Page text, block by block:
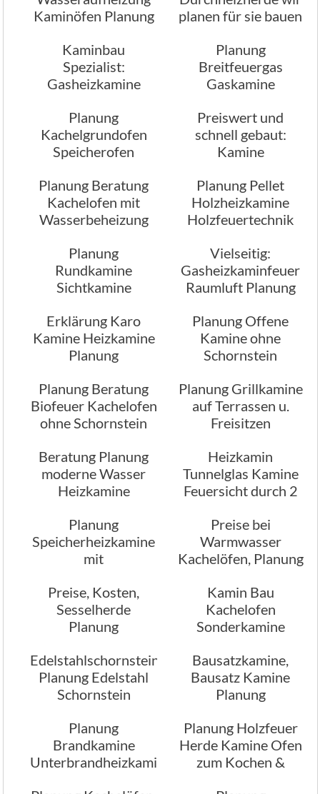
Kaminöfen Planung
planen für sie bauen
Kaminbau
Spezialist:
Gasheizkamine
Planung
Breitfeuergas
Gaskamine
Planung
Kachelgrundofen
Speicherofen
Preiswert und
schnell gebaut:
Kamine
Planung Beratung
Kachelofen mit
Wasserbeheizung
Planung Pellet
Holzheizkamine
Holzfeuertechnik
Planung
Rundkamine
Sichtkamine
Vielseitig:
Gasheizkaminfeuer
Raumluft Planung
Erklärung Karo
Kamine Heizkamine
Planung
Planung Offene
Kamine ohne
Schornstein
Planung Beratung
Biofeuer Kachelofen
ohne Schornstein
Planung Grillkamine
auf Terrassen u.
Freisitzen
Beratung Planung
moderne Wasser
Heizkamine
Heizkamin
Tunnelglas Kamine
Feuersicht durch 2
Planung
Speicherheizkamine
mit
Preise bei
Warmwasser
Kachelöfen, Planung
Preise, Kosten,
Sesselherde
Planung
Kamin Bau
Kachelofen
Sonderkamine
Edelstahlschornstein,
Planung Edelstahl
Schornstein
Bausatzkamine,
Bausatz Kamine
Planung
Planung
Brandkamine
Unterbrandheizkamine
Planung Holzfeuer
Herde Kamine Ofen
zum Kochen &